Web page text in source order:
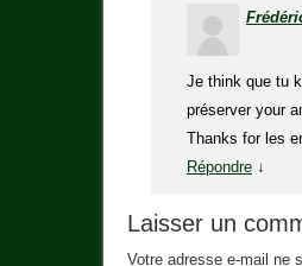
Je think que tu
préserver your
Thanks for les
Répondre ↓
Laisser un
Votre adresse e-mail ne